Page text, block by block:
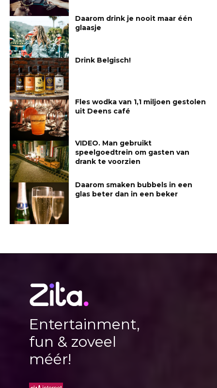
Daarom drink je nooit maar één
glaasje
Drink Belgisch!
Fles wodka van 1,1 miljoen gestolen
uit Deens café
VIDEO. Man gebruikt
speelgoedtrein om gasten van
drank te voorzien
Daarom smaken bubbels in een
glas beter dan in een beker
Entertainment,
fun & zoveel
méér!